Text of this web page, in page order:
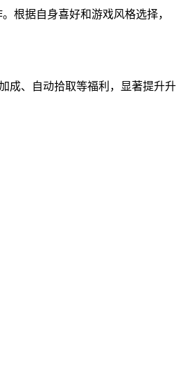
根据自身喜好和游戏风格选择，
成、自动拾取等福利，显著提升升